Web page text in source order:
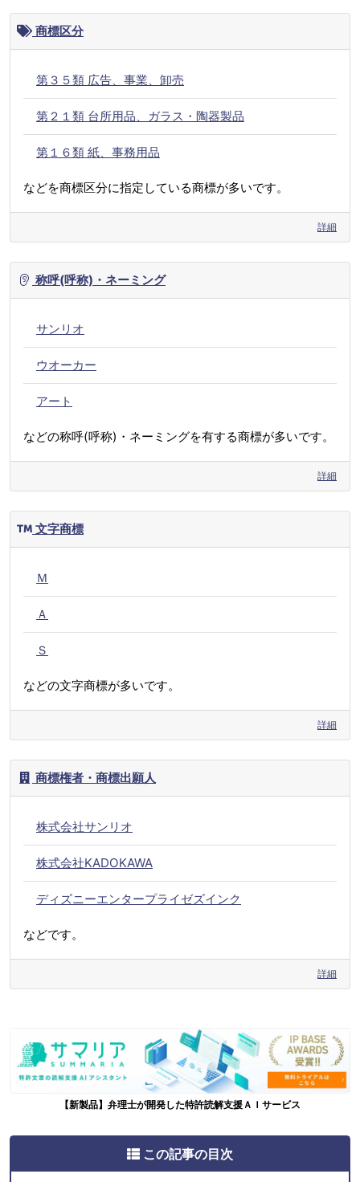
商標区分
第３５類 広告、事業、卸売
第２１類 台所用品、ガラス・陶器製品
第１６類 紙、事務用品
などを商標区分に指定している商標が多いです。
詳細
称呼(呼称)・ネーミング
サンリオ
ウオーカー
アート
などの称呼(呼称)・ネーミングを有する商標が多いです。
詳細
文字商標
Ｍ
Ａ
Ｓ
などの文字商標が多いです。
詳細
商標権者・商標出願人
株式会社サンリオ
株式会社KADOKAWA
ディズニーエンタープライゼズインク
などです。
詳細
【新製品】弁理士が開発した特許読解支援ＡＩサービス
この記事の目次